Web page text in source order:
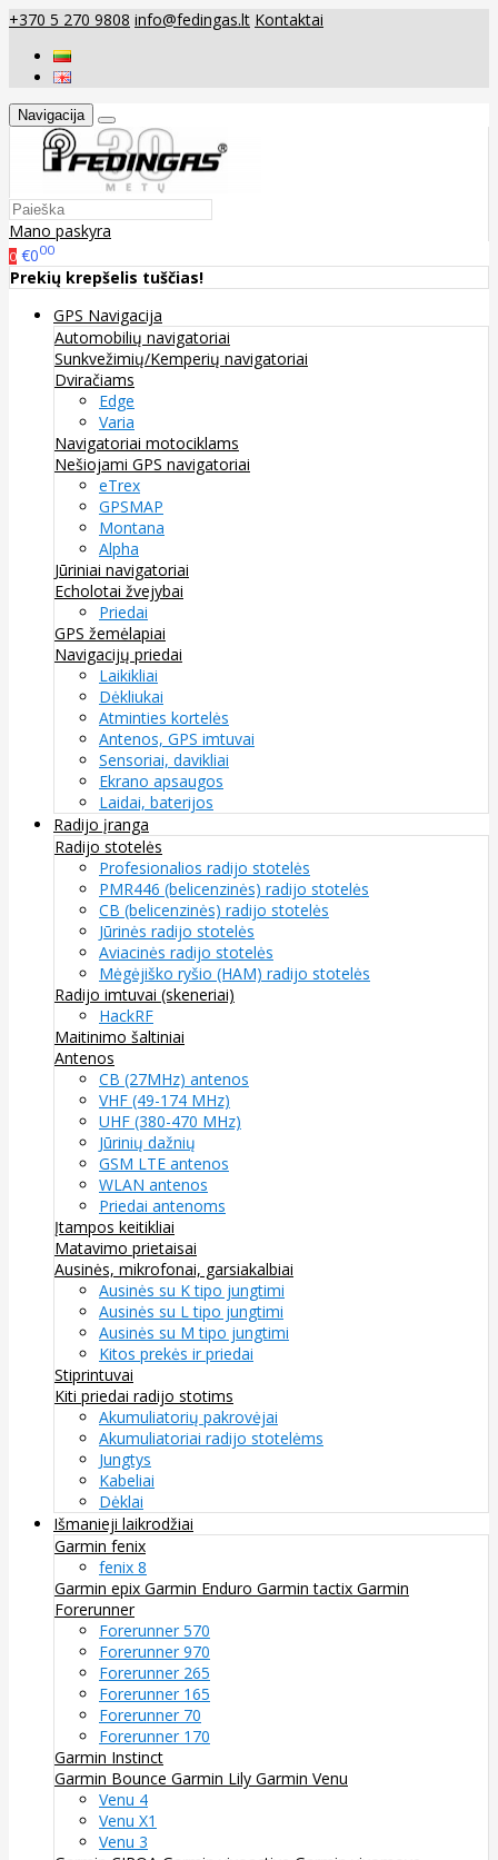
+370 5 270 9808 info@fedingas.lt Kontaktai
Navigacija
Mano paskyra
0 €000
Prekių krepšelis tuščias!
GPS Navigacija
Automobilių navigatoriai
Sunkvežimių/Kemperių navigatoriai
Dviračiams
Edge
Varia
Navigatoriai motociklams
Nešiojami GPS navigatoriai
eTrex
GPSMAP
Montana
Alpha
Jūriniai navigatoriai
Echolotai žvejybai
Priedai
GPS žemėlapiai
Navigacijų priedai
Laikikliai
Dėkliukai
Atminties kortelės
Antenos, GPS imtuvai
Sensoriai, davikliai
Ekrano apsaugos
Laidai, baterijos
Radijo įranga
Radijo stotelės
Profesionalios radijo stotelės
PMR446 (belicenzinės) radijo stotelės
CB (belicenzinės) radijo stotelės
Jūrinės radijo stotelės
Aviacinės radijo stotelės
Mėgėjiško ryšio (HAM) radijo stotelės
Radijo imtuvai (skeneriai)
HackRF
Maitinimo šaltiniai
Antenos
CB (27MHz) antenos
VHF (49-174 MHz)
UHF (380-470 MHz)
Jūrinių dažnių
GSM LTE antenos
WLAN antenos
Priedai antenoms
Įtampos keitikliai
Matavimo prietaisai
Ausinės, mikrofonai, garsiakalbiai
Ausinės su K tipo jungtimi
Ausinės su L tipo jungtimi
Ausinės su M tipo jungtimi
Kitos prekės ir priedai
Stiprintuvai
Kiti priedai radijo stotims
Akumuliatorių pakrovėjai
Akumuliatoriai radijo stotelėms
Jungtys
Kabeliai
Dėklai
Išmanieji laikrodžiai
Garmin fenix
fenix 8
Garmin epix Garmin Enduro Garmin tactix Garmin
Forerunner
Forerunner 570
Forerunner 970
Forerunner 265
Forerunner 165
Forerunner 70
Forerunner 170
Garmin Instinct
Garmin Bounce Garmin Lily Garmin Venu
Venu 4
Venu X1
Venu 3